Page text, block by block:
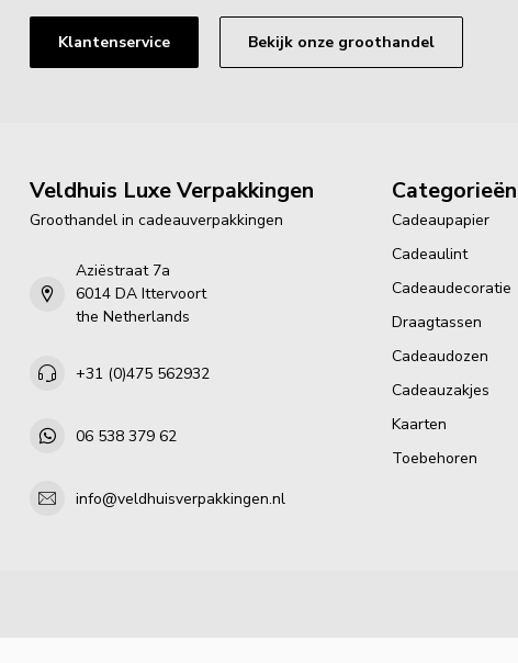
Klantenservice Bekijk onze groothandel
Veldhuis Luxe Verpakkingen
Groothandel in cadeauverpakkingen
Aziëstraat 7a
6014 DA Ittervoort
the Netherlands
+31 (0)475 562932
06 538 379 62
info@veldhuisverpakkingen.nl
Categorieën
Cadeaupapier
Cadeaulint
Cadeaudecoratie
Draagtassen
Cadeaudozen
Cadeauzakjes
Kaarten
Toebehoren